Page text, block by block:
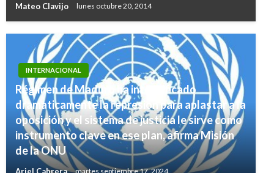
Mateo Clavijo lunes octubre 20, 2014
INTERNACIONAL
Régimen de Maduro ha intensificado
dramaticamente la represión para aplastar a la
oposición y el sistema de justicia le sirve como
instrumento clave en ese plan, afirma Misión
de la ONU
martes septiembre 17, 2024